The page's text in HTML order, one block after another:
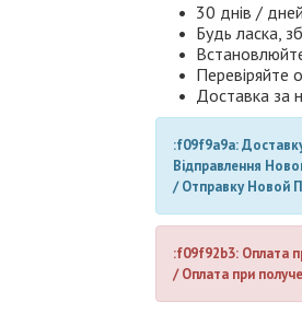
30 днів /
Будь ласка,
Перевіряйте
Доставка за
:f09f9a9a:
Відправлення
/ Отправку Новой
:f09f92b3: Оплата
/ Оплата при